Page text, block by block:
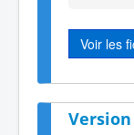
Voir les
Version